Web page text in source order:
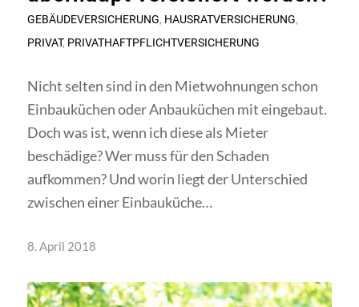
GEBÄUDEVERSICHERUNG, HAUSRATVERSICHERUNG,
PRIVAT, PRIVATHAFTPFLICHTVERSICHERUNG
Nicht selten sind in den Mietwohnungen schon
Einbauküchen oder Anbauküchen mit eingebaut.
Doch was ist, wenn ich diese als Mieter
beschädige? Wer muss für den Schaden
aufkommen? Und worin liegt der Unterschied
zwischen einer Einbauküche…
8. April 2018